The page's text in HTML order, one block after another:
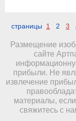
страницы 1 2 3
Размещение
сайте
прибыли. Не
извлечение
материалы,
свяжитесь с